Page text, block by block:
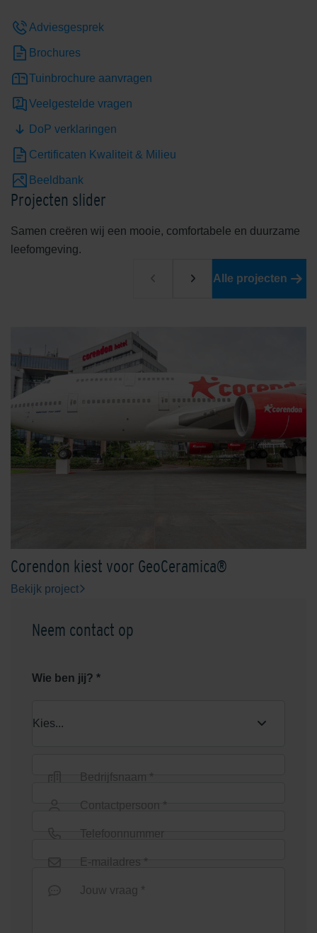
Adviesgesprek
Brochures
Tuinbrochure aanvragen
Veelgestelde vragen
DoP verklaringen
Certificaten Kwaliteit & Milieu
Beeldbank
Projecten slider
Samen creëren wij een mooie, comfortabele en duurzame
leefomgeving.
Alle projecten
Corendon kiest voor GeoCeramica®
Bekijk project
Neem contact op
Wie ben jij? *
Bedrijfsnaam *
Contactpersoon *
Telefoonnummer
E-mailadres *
Jouw vraag *